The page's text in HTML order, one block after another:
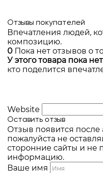
Отзывы покупателей
Впечатления людей,
композицию.
0 Пока нет отзывов о
У этого товара пока
кто поделится
Website
Оставить отзыв
Отзыв появится
пожалуйста не
сторонние сайты и не
информацию.
Ваше имя